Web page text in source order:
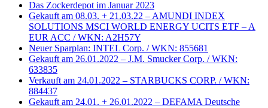
Das Zockerdepot im Januar 2023
Gekauft am 08.03. + 21.03.22 – AMUNDI INDEX
SOLUTIONS MSCI WORLD ENERGY UCITS ETF – A
EUR ACC / WKN: A2H57Y
Neuer Sparplan: INTEL Corp. / WKN: 855681
Gekauft am 26.01.2022 – J.M. Smucker Corp. / WKN:
633835
Verkauft am 24.01.2022 – STARBUCKS CORP. / WKN:
884437
Gekauft am 24.01. + 26.01.2022 – DEFAMA Deutsche